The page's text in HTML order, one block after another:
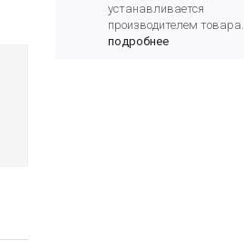
устанавливается
производителем товара.
подробнее